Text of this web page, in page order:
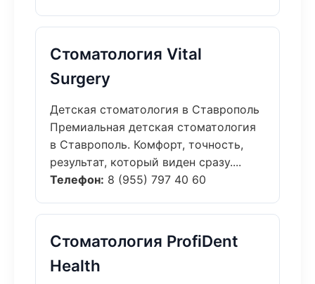
Стоматология Vital
Surgery
Детская стоматология в Ставрополь
Премиальная детская стоматология
в Ставрополь. Комфорт, точность,
результат, который виден сразу....
Телефон: 8 (955) 797 40 60
Стоматология ProfiDent
Health